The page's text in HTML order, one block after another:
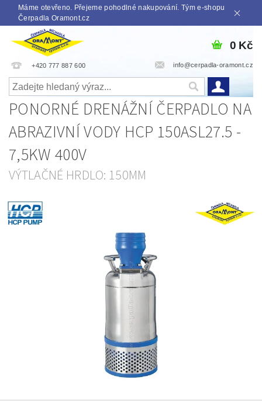
Máme otevřeno. Přejeme pohodlné nakupování. Tým e-shopu
Čerpadla Oramont.cz
+420 777 887 600 info@cerpadla-oramont.cz
0 Kč
PONORNÉ DRENÁŽNÍ ČERPADLO NA
ABRAZIVNÍ VODY HCP 150ASL27.5 -
7,5KW 400V
VÝTLAČNÉ HRDLO: 150MM